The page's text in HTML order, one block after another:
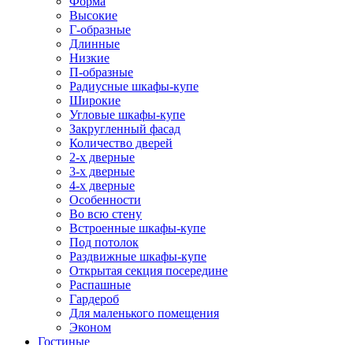
Высокие
Г-образные
Длинные
Низкие
П-образные
Радиусные шкафы-купе
Широкие
Угловые шкафы-купе
Закругленный фасад
Количество дверей
2-х дверные
3-х дверные
4-х дверные
Особенности
Во всю стену
Встроенные шкафы-купе
Под потолок
Раздвижные шкафы-купе
Открытая секция посередине
Распашные
Гардероб
Для маленького помещения
Эконом
Гостиные